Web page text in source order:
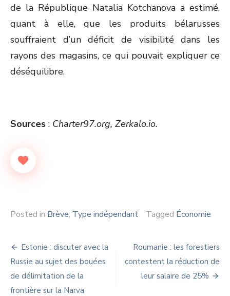
de la République Natalia Kotchanova a estimé,
quant à elle, que les produits bélarusses
souffraient d’un déficit de visibilité dans les
rayons des magasins, ce qui pouvait expliquer ce
déséquilibre.
Sources : Charter97.org, Zerkalo.io.
Posted in Brève, Type indépendant Tagged Économie
Navigation
de
l’article
Estonie : discuter avec la
Russie au sujet des bouées
de délimitation de la
frontière sur la Narva
Roumanie : les forestiers
contestent la réduction de
leur salaire de 25%